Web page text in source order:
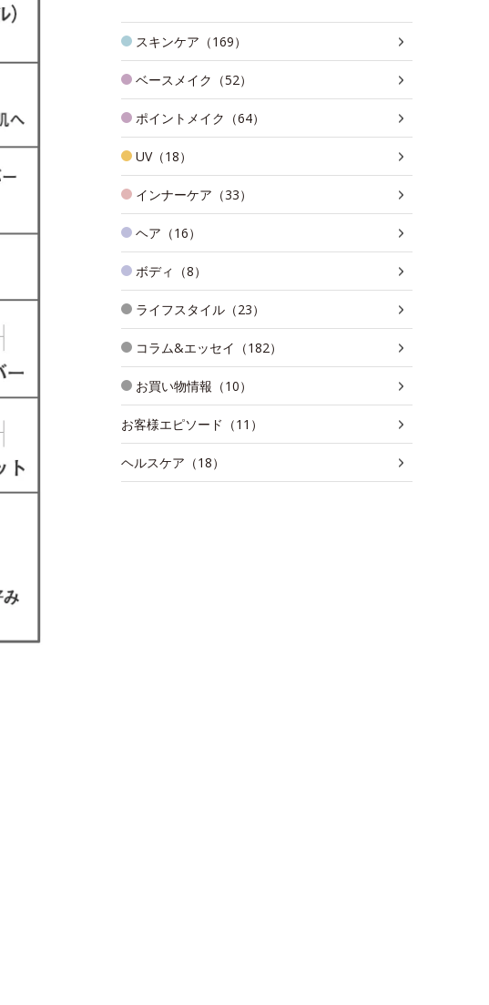
スキンケア（169）
ベースメイク（52）
ポイントメイク（64）
UV（18）
インナーケア（33）
ヘア（16）
ボディ（8）
ライフスタイル（23）
コラム&エッセイ（182）
お買い物情報（10）
お客様エピソード（11）
ヘルスケア（18）